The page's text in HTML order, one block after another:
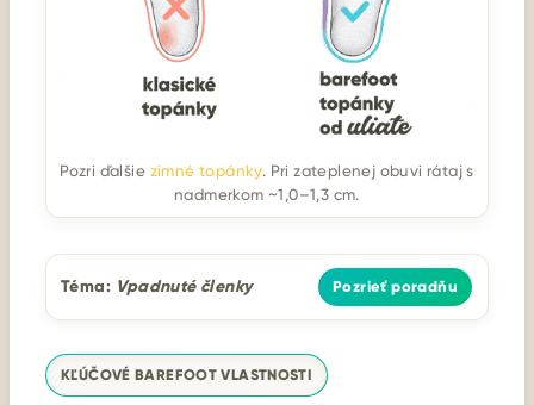
Pozri ďalšie zimné topánky. Pri zateplenej obuvi rátaj s
nadmerkom ~1,0–1,3 cm.
Téma: Vpadnuté členky Pozrieť poradňu
KĽÚČOVÉ BAREFOOT VLASTNOSTI